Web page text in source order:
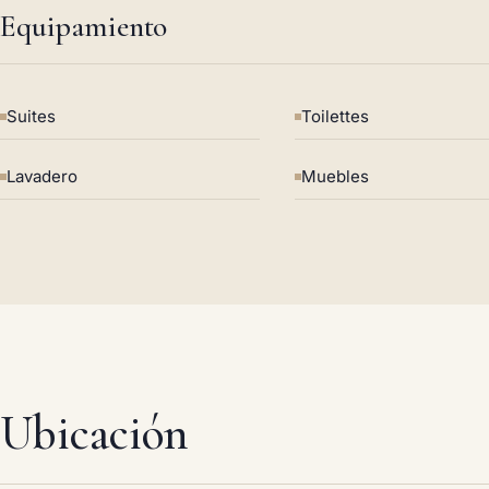
Equipamiento
Suites Toilettes
Lavadero Muebles
Ubicación